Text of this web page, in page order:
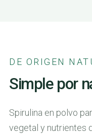
DE ORIGEN
Simple por
Spirulina en polvo
vegetal y nutrientes